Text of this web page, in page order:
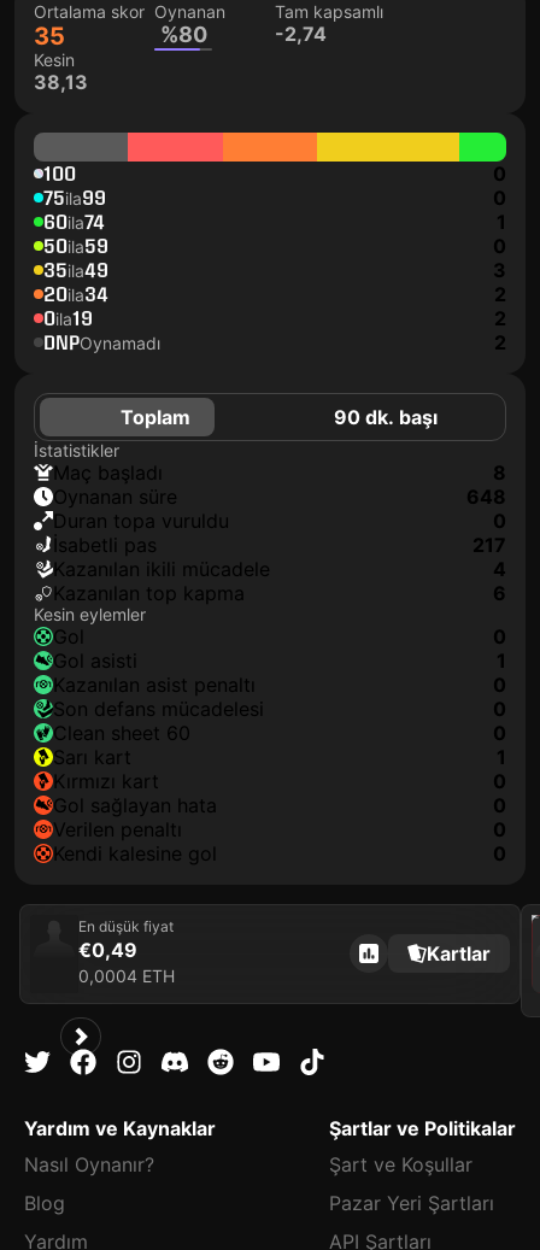
Ortalama skor
35
Oynanan
%80
Tam kapsamlı
-2,74
Kesin
38,13
100 0
75ila99 0
60ila74 1
50ila59 0
35ila49 3
20ila34 2
0ila19 2
DNPOynamadı 2
Toplam 90 dk. başı
İstatistikler
maç başladı
8
oynanan süre
648
duran topa vuruldu
0
isabetli pas
217
kazanılan ikili mücadele
4
kazanılan top kapma
6
Kesin eylemler
gol
0
gol asisti
1
kazanılan asist penaltı
0
son defans mücadelesi
0
clean sheet 60
0
sarı kart
1
kırmızı kart
0
gol sağlayan hata
0
verilen penaltı
0
kendi kalesine gol
0
En düşük fiyat
€0,49
0,0004 ETH
Kartlar
2021
Yardım ve Kaynaklar
Nasıl Oynanır?
Blog
Yardım
Şartlar ve Politikalar
Şart ve Koşullar
Pazar Yeri Şartları
API Şartları